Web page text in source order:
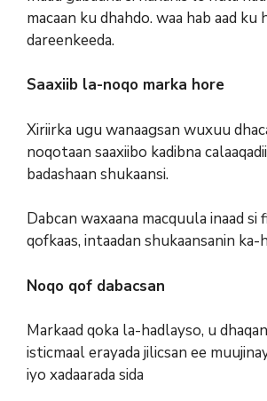
macaan ku dhahdo. waa hab aad ku
dareenkeeda.
Saaxiib la-noqo marka hore
Xiriirka ugu wanaagsan wuxuu
noqotaan saaxiibo kadibna
badashaan shukaansi.
Dabcan waxaana macquula inaad si
qofkaas, intaadan shukaansanin ka-
Noqo qof dabacsan
Markaad qoka la-hadlayso, u
isticmaal erayada jilicsan ee
iyo xadaarada sida